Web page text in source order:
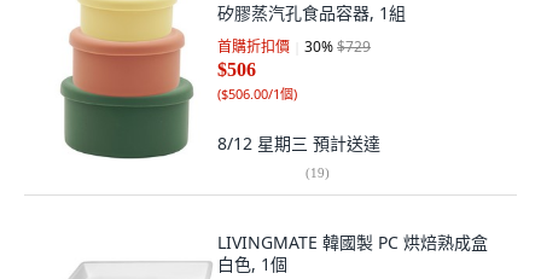
矽膠蒸汽孔食品容器, 1組
首購折扣價 30%$729
$506
($506.00/1個)
8/12 星期三 預計送達
(19)
LIVINGMATE 韓國製 PC 烘焙熟成盒
白色, 1個